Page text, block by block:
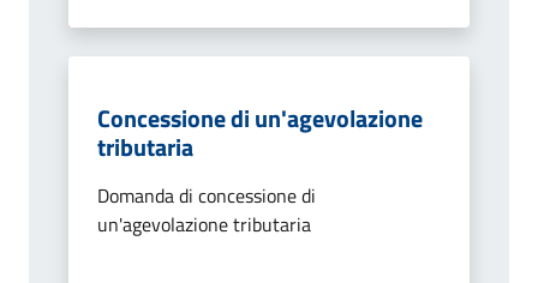
Concessione di un'agevolazione
tributaria
Domanda di concessione di
un'agevolazione tributaria